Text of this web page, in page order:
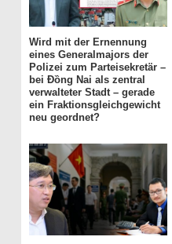
Wird mit der Ernennung
eines Generalmajors der
Polizei zum Parteisekretär –
bei Đồng Nai als zentral
verwalteter Stadt – gerade
ein Fraktionsgleichgewicht
neu geordnet?